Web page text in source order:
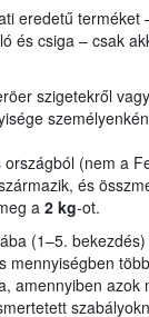
eredetű terméket
és csiga – csak
szigetekről
(nem a
és
a 2 kg-ot.
(1–5.
mennyiségben
amennyiben azok